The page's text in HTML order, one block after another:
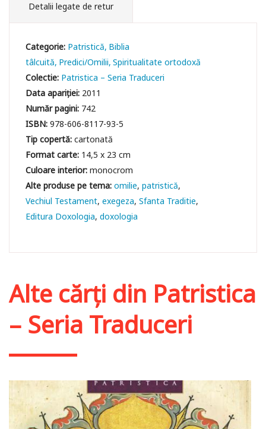
Detalii legate de retur
Categorie: Patristică Biblia
tâlcuită Predici/Omilii Spiritualitate ortodoxă
Colectie: Patristica – Seria Traduceri
Data apariției: 2011
Număr pagini: 742
ISBN:978-606-8117-93-5
Tip copertă:cartonată
Format carte: 14,5 x 23 cm
Culoare interior:monocrom
omilie patristică
Vechiul Testament exegeza Sfanta Traditie
Editura Doxologia doxologia
Alte cărți din Patristica
– Seria Traduceri